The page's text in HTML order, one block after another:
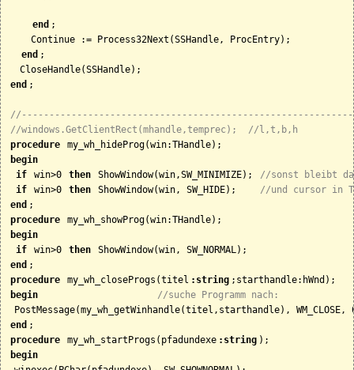
end ;
    Continue := Process32Next(SSHandle, ProcEntry);
end ;
end ;
//windows.GetClientRect(mhandle,temprec);  //l,t,b,h
procedure
begin
if
win>0 then ShowWindow(win,SW_MINIMIZE);
//sonst bleibt
if
win>0 then ShowWindow(win, SW_HIDE);
//und cursor in
end
procedure
begin
if
win>0 then
end
procedure
my_wh_closeProgs(titel :string
begin
//suche Programm nach:
end
procedure
my_wh_startProgs(pfadundexe :string
begin